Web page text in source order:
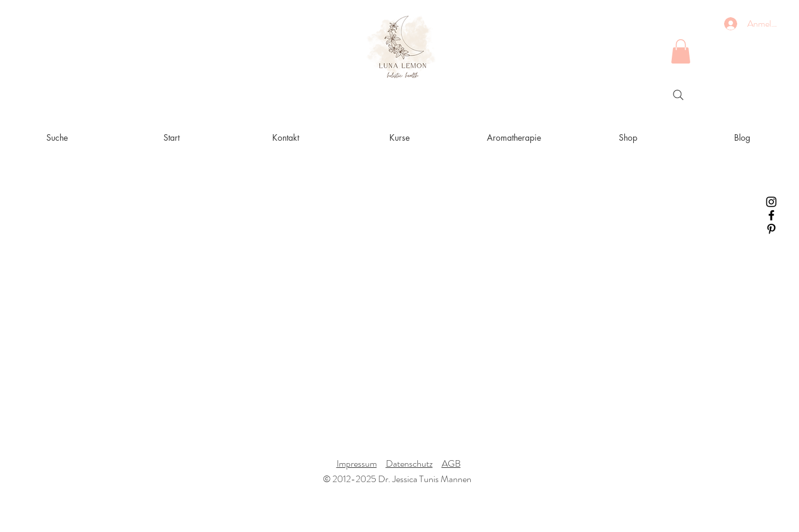
Anmelden
Suche Start Kontakt Kurse Aromatherapie Shop Blog
Impressum Datenschutz
AGB
© 2012-2025 Dr. Jessica Tunis Mannen